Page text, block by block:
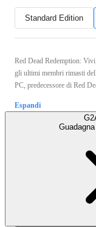
Standard Edition
Red Dead Redemption:
gli ultimi membri rimasti
PC, predecessore di Red
Espandi